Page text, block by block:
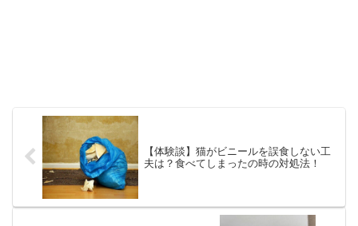
【体験談】猫がビニールを誤食しない工
夫は？食べてしまったの時の対処法！